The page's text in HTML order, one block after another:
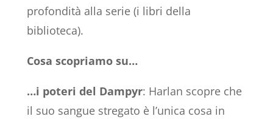
profondità alla serie (i libri della
biblioteca).
Cosa scopriamo su…
…i poteri del Dampyr: Harlan scopre che
il suo sangue stregato è l’unica cosa in